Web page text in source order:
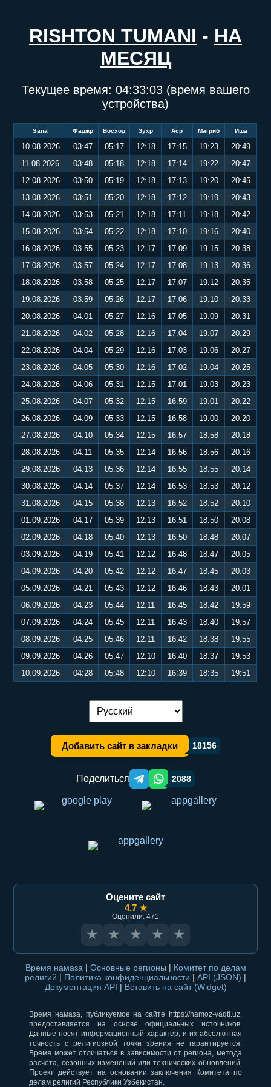
RISHTON TUMANI - НА
МЕСЯЦ
Текущее время: 04:33:03(время вашего
устройства)
Sana Фаджр Восход Зухр Аср Магриб Иша
10.08.2026 03:47 05:17 12:18 17:15 19:23
20:49
11.08.2026
03:48 05:18 12:18 17:14 19:22
20:47
12.08.2026
03:50 05:19 12:18 17:13 19:20
20:45
13.08.2026
03:51 05:20 12:18 17:12 19:19
20:43
14.08.2026
03:53 05:21 12:18 17:11 19:18
20:42
15.08.2026
03:54 05:22 12:18 17:10 19:16
20:40
16.08.2026
03:55 05:23 12:17 17:09 19:15
20:38
17.08.2026
03:57 05:24 12:17 17:08 19:13
20:36
18.08.2026
03:58 05:25 12:17 17:07 19:12
20:35
19.08.2026
03:59 05:26 12:17 17:06 19:10
20:33
20.08.2026
04:01 05:27 12:16 17:05 19:09
20:31
21.08.2026
04:02 05:28 12:16 17:04 19:07
20:29
22.08.2026
04:04 05:29 12:16 17:03 19:06
20:27
23.08.2026
04:05 05:30 12:16 17:02 19:04
20:25
24.08.2026
04:06 05:31 12:15 17:01 19:03
20:23
25.08.2026
04:07 05:32 12:15 16:59 19:01
20:22
26.08.2026
04:09 05:33 12:15 16:58 19:00
20:20
27.08.2026
04:10 05:34 12:15 16:57 18:58
20:18
28.08.2026
04:11 05:35 12:14 16:56 18:56
20:16
29.08.2026
04:13 05:36 12:14 16:55 18:55
20:14
30.08.2026
04:14 05:37 12:14 16:53 18:53
20:12
31.08.2026
04:15 05:38 12:13 16:52 18:52
20:10
01.09.2026
04:17 05:39 12:13 16:51 18:50
20:08
02.09.2026
04:18 05:40 12:13 16:50 18:48
20:07
03.09.2026
04:19 05:41 12:12 16:48 18:47
20:05
04.09.2026
04:20 05:42 12:12 16:47 18:45
20:03
05.09.2026
04:21 05:43 12:12 16:46 18:43
20:01
06.09.2026
04:23 05:44 12:11 16:45 18:42
19:59
07.09.2026
04:24 05:45 12:11 16:43 18:40
19:57
08.09.2026
04:25 05:46 12:11 16:42 18:38
19:55
09.09.2026
04:26 05:47 12:10 16:40 18:37
19:53
10.09.2026
04:28 05:48 12:10 16:39 18:35 19:51
Переключение языка:
Добавить сайт в закладки 18156
Поделиться Telegram orqali ulashish
WhatsApp orqali ulashish
2088
Оцените сайт
4.7 ★
Оценили: 471
★ ★ ★ ★ ★
Время намаза | Основные регионы | Комитет по делам
религий | Политика конфиденциальности | API (JSON) |
Документация API | Вставить на сайт (Widget)
Время намаза, публикуемое на сайте https://namoz-vaqti.uz,
предоставляется на основе официальных источников.
Данные носят информационный характер, и их абсолютная
точность с религиозной точки зрения не гарантируется.
Время может отличаться в зависимости от региона, метода
расчёта, сезонных изменений или технических обновлений.
Проект действует на основании заключения Комитета по
делам религий Республики Узбекистан.